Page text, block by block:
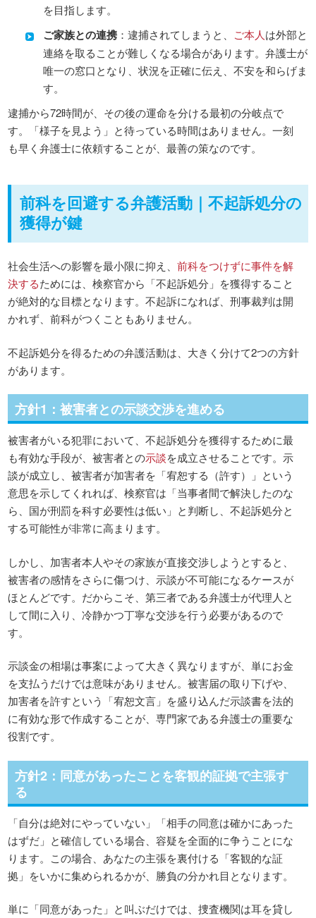
を目指します。
ご家族との連携 ：逮捕されてしまうと、 ご本人は外部と
連絡を取ることが難しくなる場合があります。弁護士が
唯一の窓口となり、状況を正確に伝え、不安を和らげま
す。
逮捕から72時間が、その後の運命を分ける最初の分岐点で
す。「様子を見よう」と待っている時間はありません。一刻
も早く弁護士に依頼することが、最善の策なのです。
前科を回避する弁護活動｜不起訴処分の
獲得が鍵
社会生活への影響を最小限に抑え、前科をつけずに事件を解
決するためには、検察官から「不起訴処分」を獲得すること
が絶対的な目標となります。不起訴になれば、刑事裁判は開
かれず、前科がつくこともありません。
不起訴処分を得るための弁護活動は、大きく分けて2つの方針
があります。
方針1：被害者との示談交渉を進める
被害者がいる犯罪において、不起訴処分を獲得するために最
も有効な手段が、被害者との示談を成立させることです。示
談が成立し、被害者が加害者を「宥恕する（許す）」という
意思を示してくれれば、検察官は「当事者間で解決したのな
ら、国が刑罰を科す必要性は低い」と判断し、不起訴処分と
する可能性が非常に高まります。
しかし、加害者本人やその家族が直接交渉しようとすると、
被害者の感情をさらに傷つけ、示談が不可能になるケースが
ほとんどです。だからこそ、第三者である弁護士が代理人と
して間に入り、冷静かつ丁寧な交渉を行う必要があるので
す。
示談金の相場は事案によって大きく異なりますが、単にお金
を支払うだけでは意味がありません。被害届の取り下げや、
加害者を許すという「宥恕文言」を盛り込んだ示談書を法的
に有効な形で作成することが、専門家である弁護士の重要な
役割です。
方針2：同意があったことを客観的証拠で主張す
る
「自分は絶対にやっていない」「相手の同意は確かにあった
はずだ」と確信している場合、容疑を全面的に争うことにな
ります。この場合、あなたの主張を裏付ける「客観的な証
拠」をいかに集められるかが、勝負の分かれ目となります。
単に「同意があった」と叫ぶだけでは、捜査機関は耳を貸し